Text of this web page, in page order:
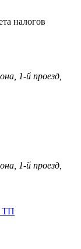
налогов
1-й проезд,
1-й проезд,
ТП